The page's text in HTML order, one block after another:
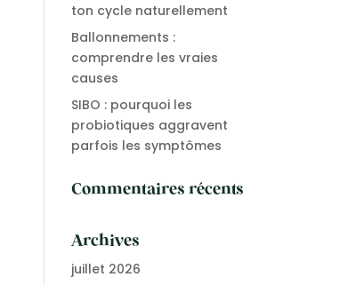
ton cycle naturellement
Ballonnements :
comprendre les vraies
causes
SIBO : pourquoi les
probiotiques aggravent
parfois les symptômes
Commentaires récents
Archives
juillet 2026